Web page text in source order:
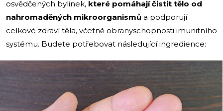
osvědčených bylinek, které pomáhají čistit tělo od
nahromaděných mikroorganismů a podporují
celkové zdraví těla, včetně obranyschopnosti imunitního
systému. Budete potřebovat následující ingredience: